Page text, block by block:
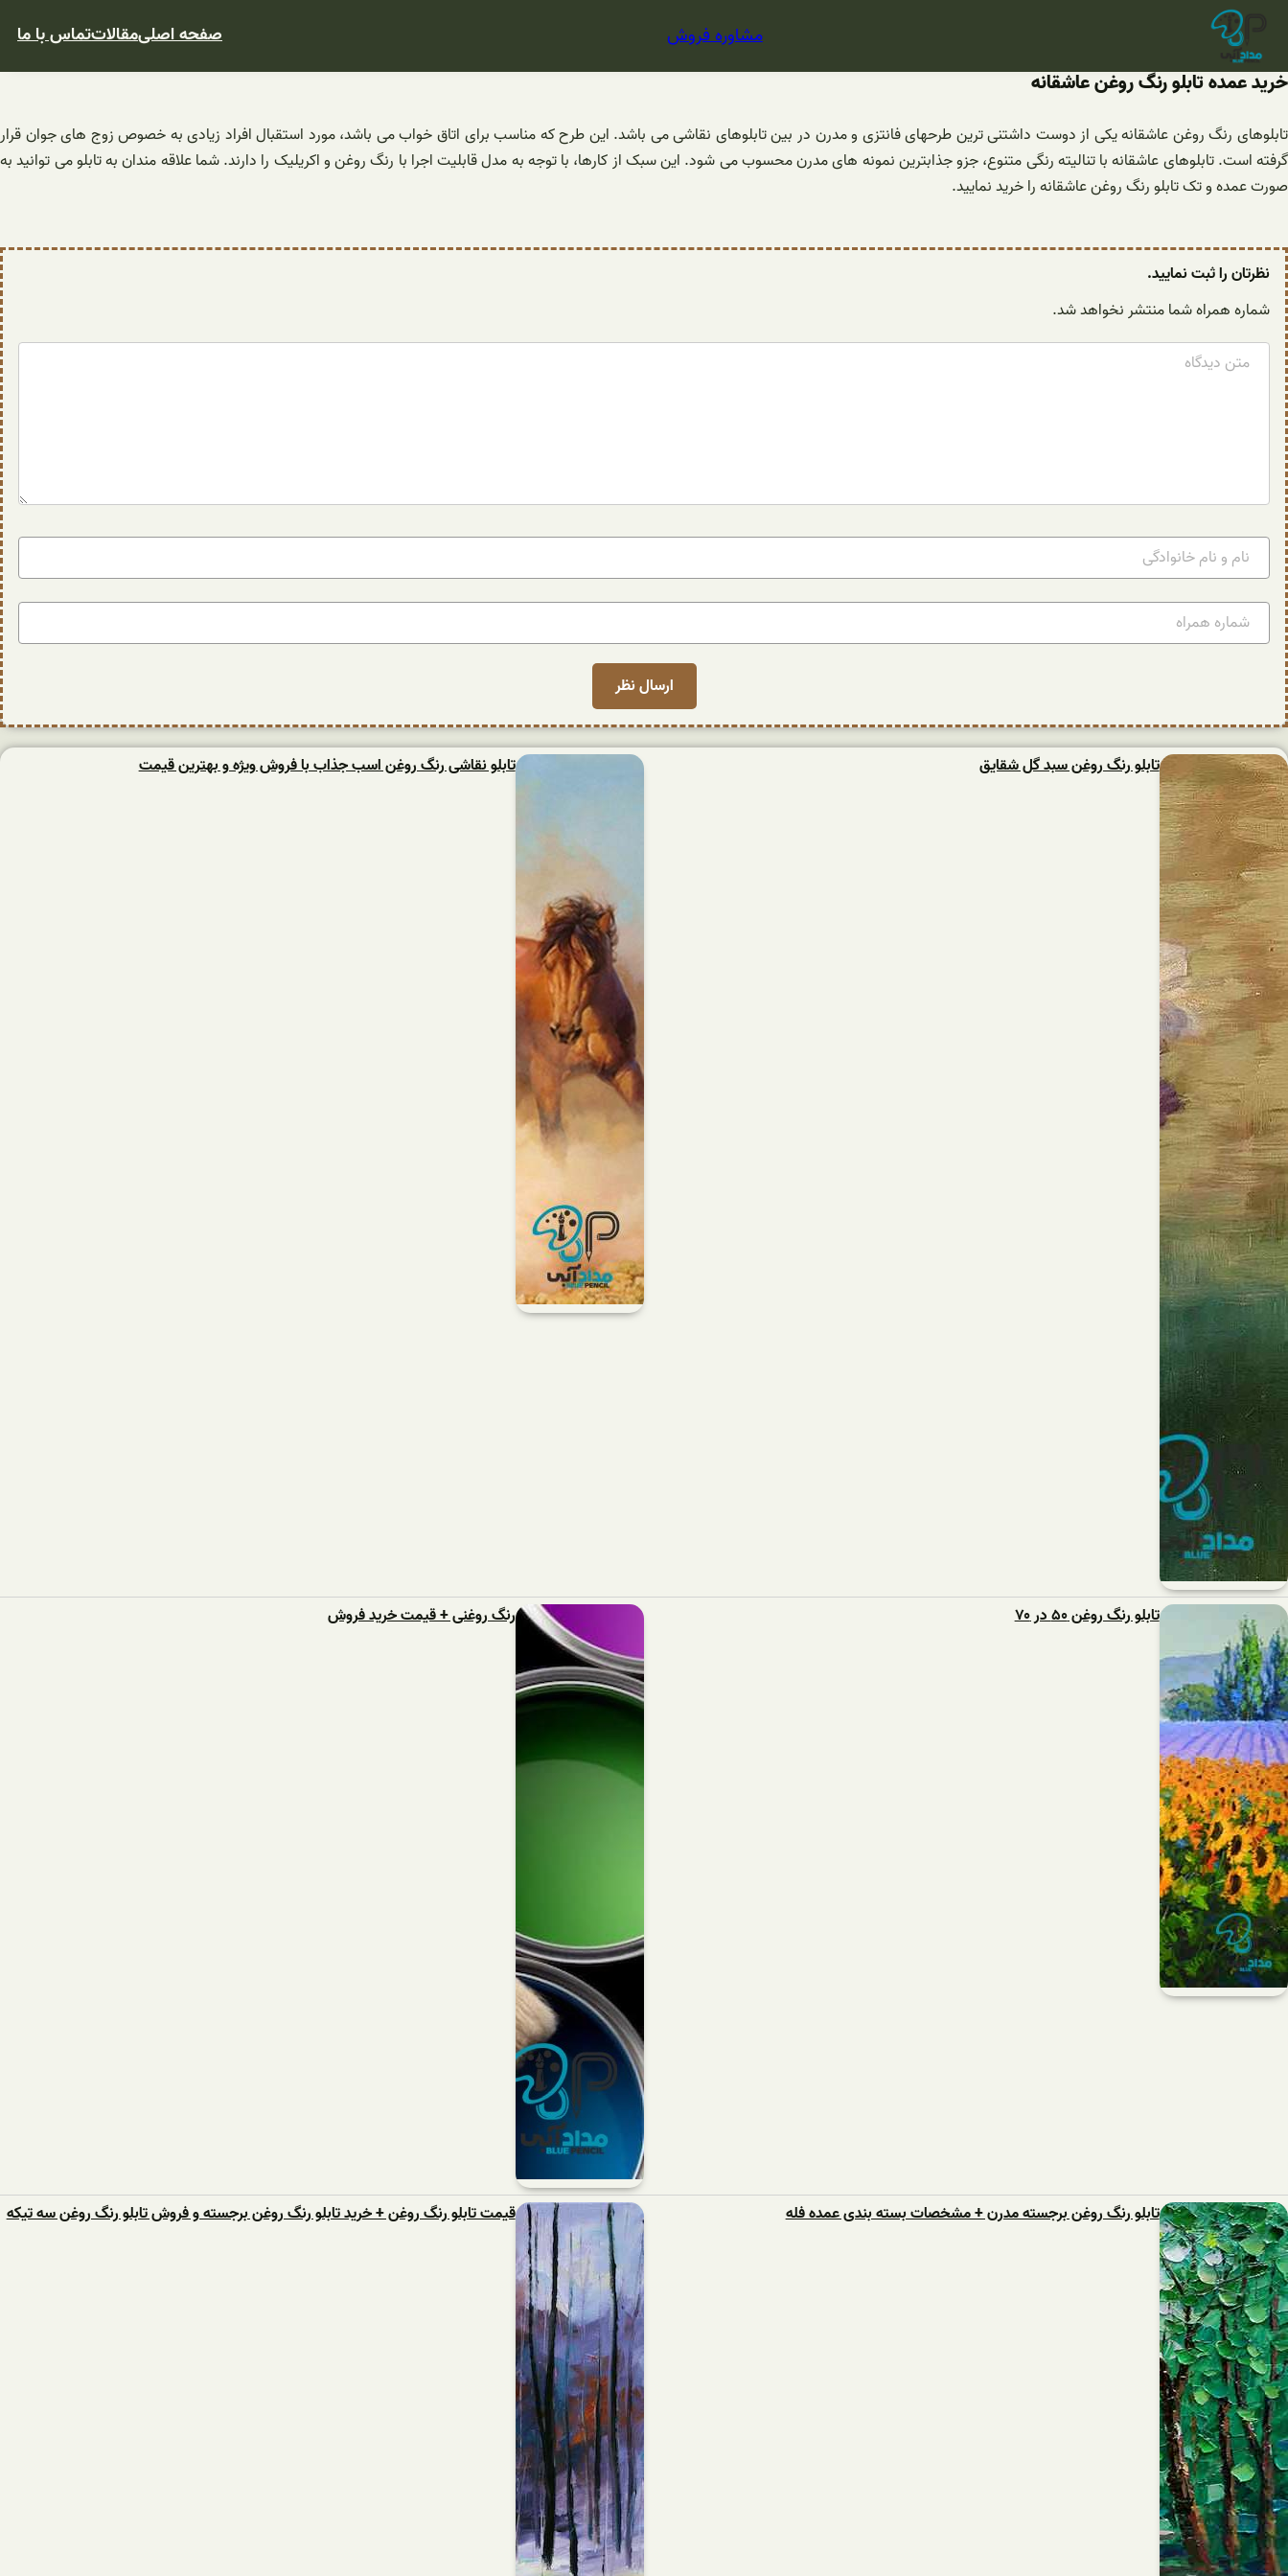
محتوا
مشاوره فروش صفحه اصلیمقالاتتماس با ما
خرید عمده تابلو رنگ روغن عاشقانه
تابلوهای رنگ روغن عاشقانه یکی از دوست داشتنی ترین طرحهای فانتزی و مدرن در بین تابلوهای نقاشی می باشد. این طرح که مناسب برای اتاق خواب می باشد، مورد استقبال افراد زیادی به خصوص زوج های جوان قرار
گرفته است. تابلوهای عاشقانه با تنالیته رنگی متنوع، جزو جذابترین نمونه های مدرن محسوب می شود. این سبک از کارها، با توجه به مدل قابلیت اجرا با رنگ روغن و اکریلیک را دارند. شما علاقه مندان به تابلو می توانید به
صورت عمده و تک تابلو رنگ روغن عاشقانه را خرید نمایید.
نظرتان را ثبت نمایید.
شماره همراه شما منتشر نخواهد شد.
تابلو رنگ روغن سبد گل شقایق تابلو نقاشی رنگ روغن اسب جذاب با فروش ویژه و بهترین قیمت
تابلو رنگ روغن ۵۰ در ۷۰ رنگ روغنی + قیمت خرید فروش
تابلو رنگ روغن برجسته مدرن + مشخصات بسته بندی عمده فله قیمت تابلو رنگ روغن + خرید تابلو رنگ روغن برجسته و فروش تابلو رنگ روغن سه تیکه